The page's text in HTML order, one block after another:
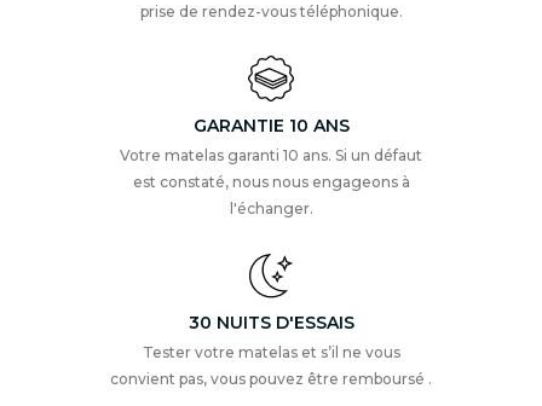
prise de rendez-vous téléphonique.
GARANTIE 10 ANS
Votre matelas garanti 10 ans. Si un défaut
est constaté, nous nous engageons à
l'échanger.
30 NUITS D'ESSAIS
Tester votre matelas et s’il ne vous
convient pas, vous pouvez être remboursé .